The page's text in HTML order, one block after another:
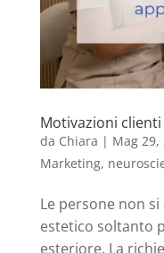
Motivazioni
da Chiara | Mag 29,
Marketing,
Le persone non
estetico soltanto
esteriore. La